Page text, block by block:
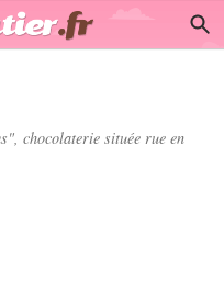
chocolaterie située rue en